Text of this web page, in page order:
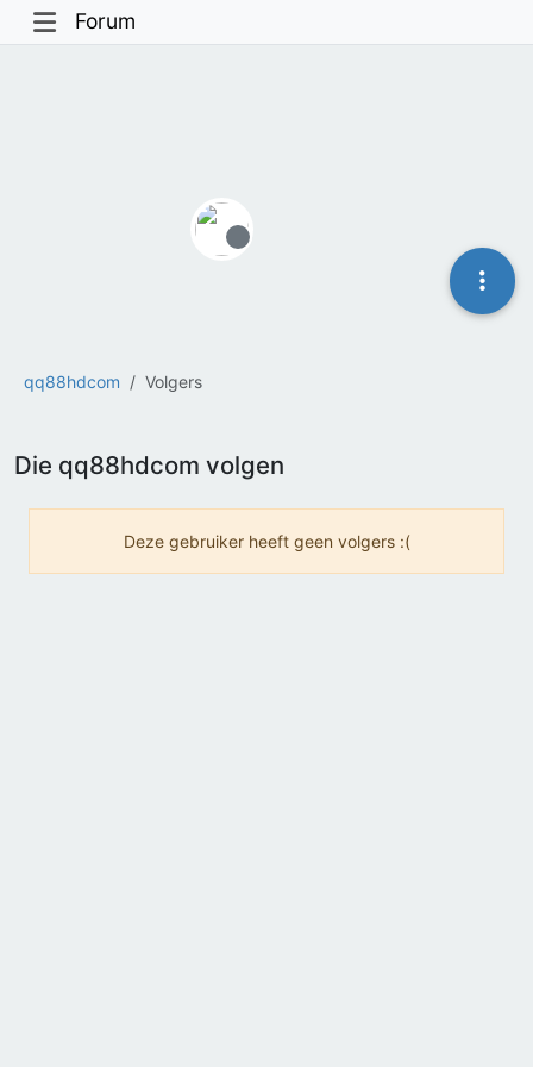
Forum
qq88hdcom Volgers
Offline
Die qq88hdcom volgen
Deze gebruiker heeft geen volgers :(